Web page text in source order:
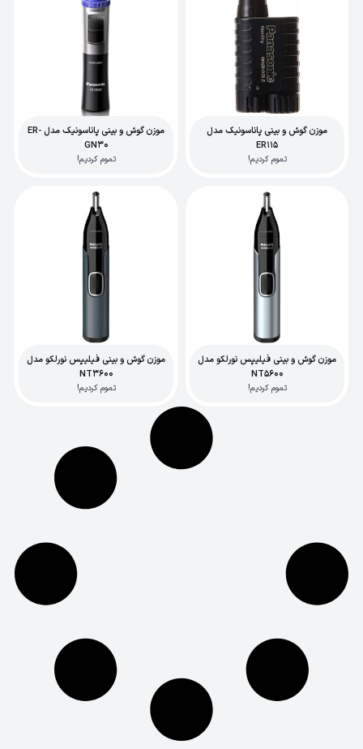
موزن گوش و بینی پاناسونیک مدل
ER115
تموم کردیم!
موزن گوش و بینی پاناسونیک مدل ER-
GN30
تموم کردیم!
موزن گوش و بینی فیلیپس نورلکو مدل
NT5600
تموم کردیم!
موزن گوش و بینی فیلیپس نورلکو مدل
NT3600
تموم کردیم!